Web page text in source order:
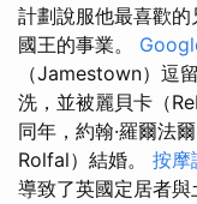
計劃說服他最喜歡
國王的事業。
（Jamestown）逗
洗，並被麗貝卡（
同年，約翰·羅爾法
Rolfal）結婚。 按摩
導致了英國定居者